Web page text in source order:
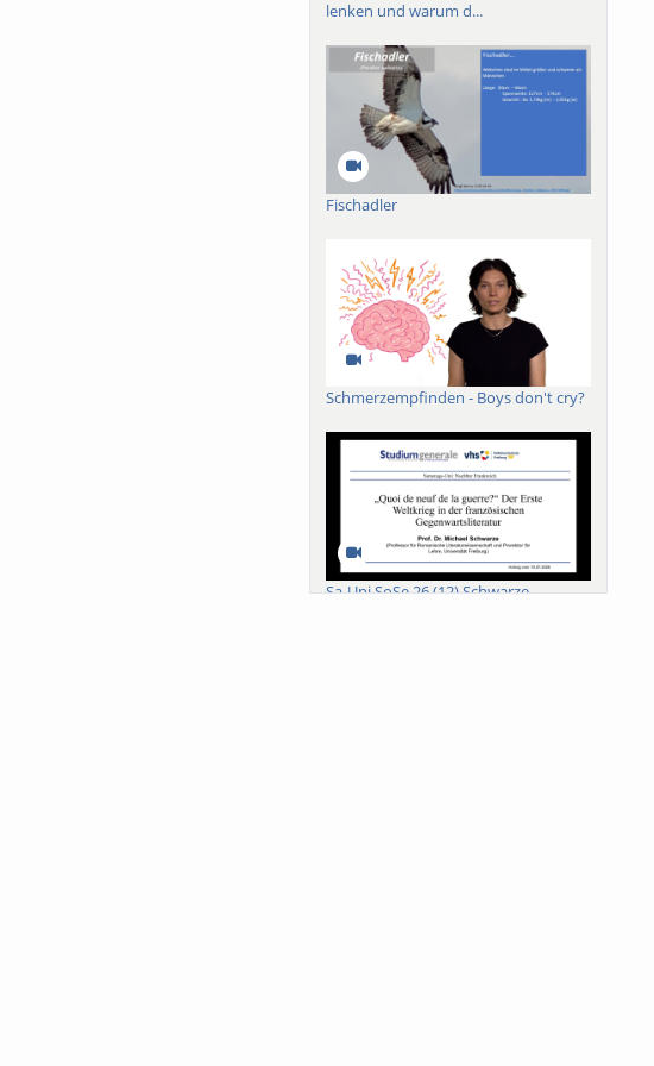
lenken und warum d...
Fischadler
Schmerzempfinden - Boys don't cry?
Sa-Uni SoSe 26 (12) Schwarze